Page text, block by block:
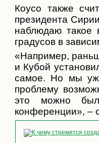
Коусо также
президента
наблюдаю
градусов в
«Например,
и Кубой
самое. Но мы
проблему
это можно
конференции», –